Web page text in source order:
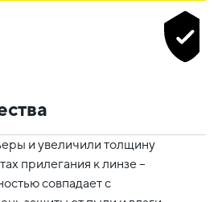
и увеличили толщину
прилегания к линзе –
совпадает с